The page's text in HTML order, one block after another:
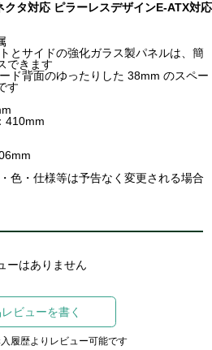
タ対応 ピラーレスデザインE-ATX対応
とサイドの強化ガラス製パネルは、簡
できます
ド背面のゆったりした 38mm のスペー
す
410mm
色・仕様等は予告なく変更される場合
ーはありません
ビューを書く
履歴よりレビュー可能です